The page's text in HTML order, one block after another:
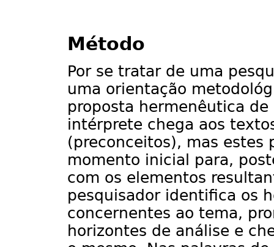
Método
Por se tratar de uma
uma orientação
proposta hermenêutica
intérprete chega aos
(preconceitos), mas estes
momento inicial para,
com os elementos
pesquisador identifica os
concernentes ao tema,
horizontes de análise e